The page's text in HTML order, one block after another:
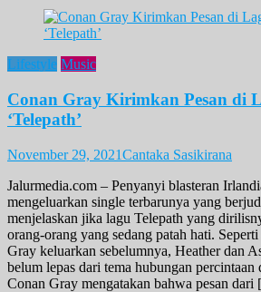
Lifestyle Music
Conan Gray Kirimkan Pesan di
‘Telepath’
November 29, 2021Cantaka Sasikirana
Jalurmedia.com – Penyanyi blasteran
mengeluarkan single terbarunya yang
menjelaskan jika lagu Telepath yang
orang-orang yang sedang patah hati.
Gray keluarkan sebelumnya, Heather dan
belum lepas dari tema hubungan percintaan
Conan Gray mengatakan bahwa pesan